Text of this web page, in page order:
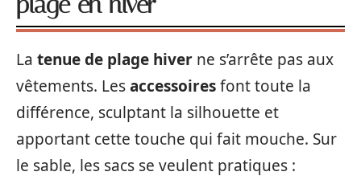
La tenue de plage hiver ne s’arrête pas aux
vêtements. Lesaccessoiresfont toute la
différence, sculptant la silhouette et
apportant cette touche qui fait mouche. Sur
le sable, les sacs se veulent pratiques :